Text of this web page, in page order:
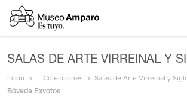
SALAS DE ARTE VIRREINAL Y
Inicio ---Colecciones Salas de Arte Virreinal y
Bóveda Exvotos